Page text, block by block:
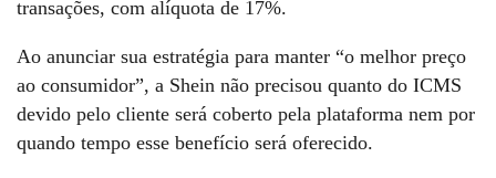
transações, com alíquota de 17%.
Ao anunciar sua estratégia para manter “o melhor preço
ao consumidor”, a Shein não precisou quanto do ICMS
devido pelo cliente será coberto pela plataforma nem por
quando tempo esse benefício será oferecido.